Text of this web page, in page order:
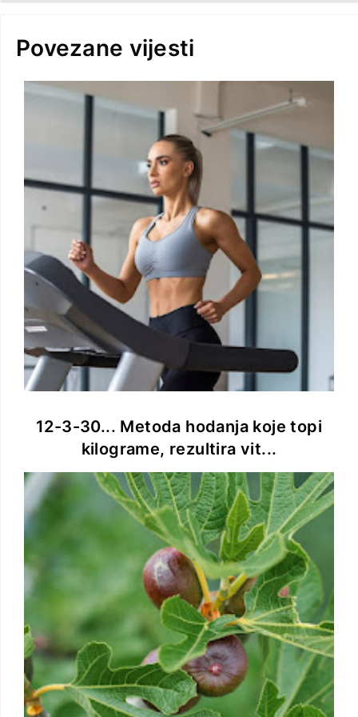
Povezane vijesti
12-3-30... Metoda hodanja koje topi
kilograme, rezultira vit...